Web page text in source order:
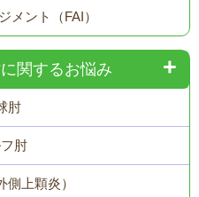
メント（FAI）
関するお悩み
肘
肘
側上顆炎）